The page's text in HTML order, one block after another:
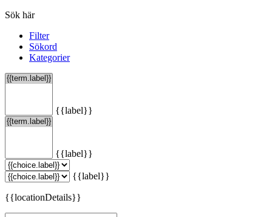
Sök här
Filter
Sökord
Kategorier
{{label}}
{{label}}
{{label}}
{{locationDetails}}